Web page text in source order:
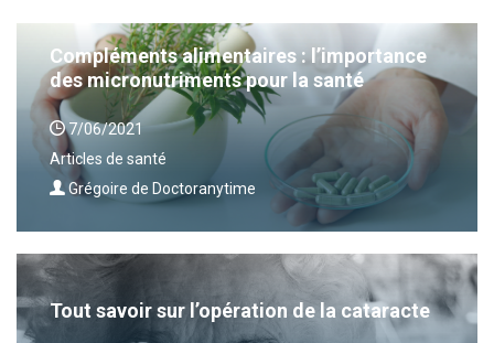
Compléments alimentaires : l’importance
des micronutriments pour la santé
7/06/2021
Articles de santé
Grégoire de Doctoranytime
Tout savoir sur l’opération de la cataracte